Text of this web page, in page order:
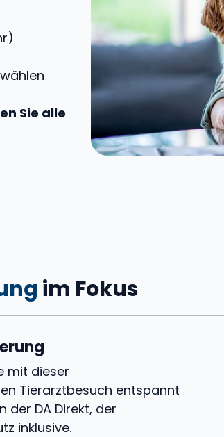
Sie alle
im Fokus
mit dieser
Tierarztbesuch entspannt
der DA Direkt, der
inklusive.